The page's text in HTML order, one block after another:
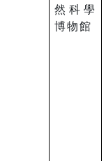
然科學
博物館